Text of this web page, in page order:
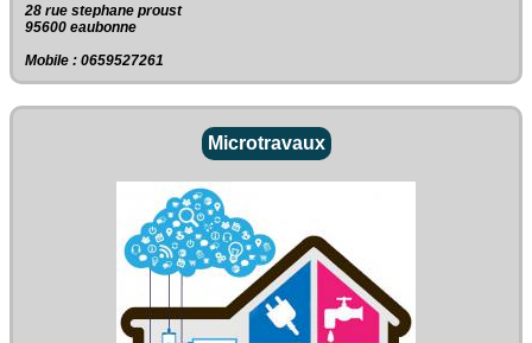
28 rue stephane proust‎
95600 eaubonne
Mobile : 0659527261
Microtravaux